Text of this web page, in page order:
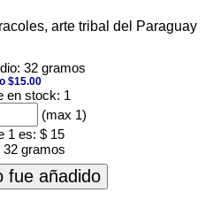
arte tribal del Paraguay
32 gramos
$15.00
en stock: 1
(max 1)
1 es: $ 15
32 gramos
fue añadido